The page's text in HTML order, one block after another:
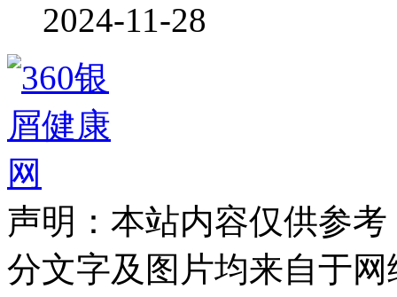
2024-11-28
声明：本站内容仅供参
分文字及图片均来自于